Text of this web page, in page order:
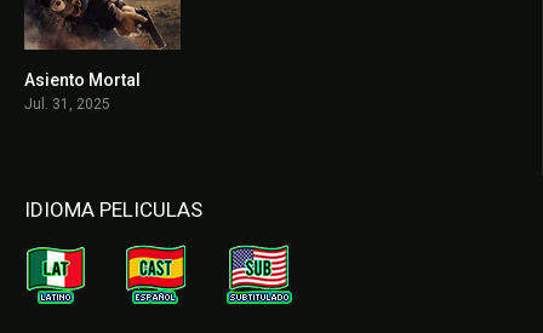
Asiento Mortal
Jul. 31, 2025
IDIOMA PELICULAS